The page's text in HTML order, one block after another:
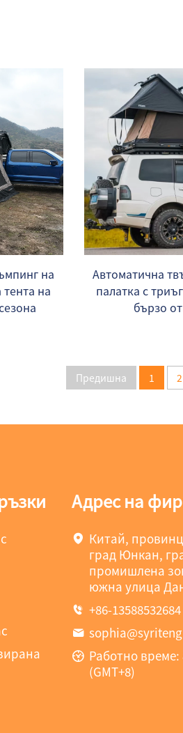
на
на
Автоматична
палатка с
бързо
Предишна 1 2
Адрес на
Китай,
град Юнкан,
промишлена
южна улица
+86-13588532684
Работно време:
(GMT+8)